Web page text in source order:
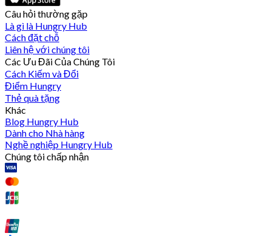
Câu hỏi thường gặp
Là gì là Hungry Hub
Cách đặt chỗ
Liên hệ với chúng tôi
Các Ưu Đãi Của Chúng Tôi
Cách Kiếm và Đổi
Điểm Hungry
Thẻ quà tặng
Khác
Blog Hungry Hub
Dành cho Nhà hàng
Nghề nghiệp Hungry Hub
Chúng tôi chấp nhận